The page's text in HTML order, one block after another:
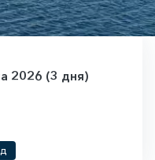
2026 (3 дня)